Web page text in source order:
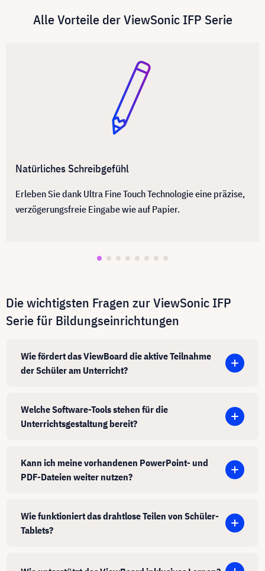
Alle Vorteile der ViewSonic IFP Serie
Natürliches Schreibgefühl
Erleben Sie dank Ultra Fine Touch Technologie eine präzise,
verzögerungsfreie Eingabe wie auf Papier.
Die wichtigsten Fragen zur ViewSonic IFP
Serie für Bildungseinrichtungen
Wie fördert das ViewBoard die aktive Teilnahme
der Schüler am Unterricht?
Welche Software-Tools stehen für die
Unterrichtsgestaltung bereit?
Kann ich meine vorhandenen PowerPoint- und
PDF-Dateien weiter nutzen?
Wie funktioniert das drahtlose Teilen von Schüler-
Tablets?